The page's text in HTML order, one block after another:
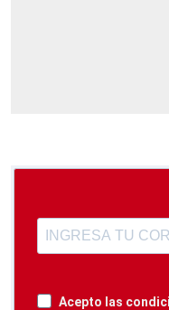
Acepto las